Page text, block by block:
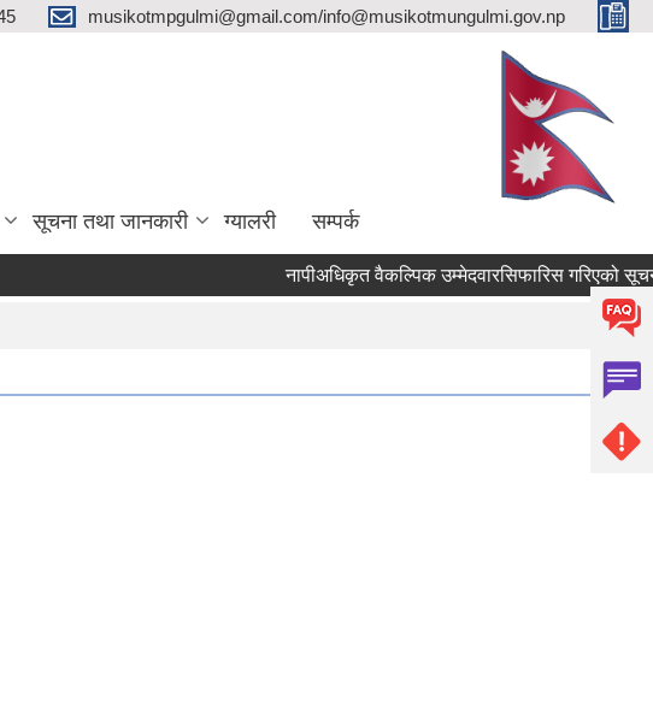
musikotmpgulmi@gmail.com/info@musikotmungulmi.gov.np
सूचना तथा जानकारी ग्यालरी सम्पर्क
नापीअधिकृत वैकल्पिक उम्मेदवारसिफारिस गरिएको सूचना।